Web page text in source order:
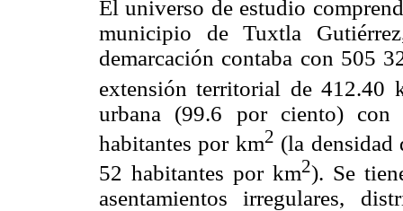
El universo de estudio
municipio de Tuxtla
demarcación contaba con 505
extensión territorial de 412.40
urbana (99.6 por ciento)
habitantes por km2 (la densidad
52 habitantes por km2). Se
asentamientos irregulares,